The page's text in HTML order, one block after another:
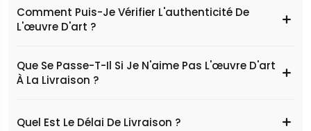
Comment Puis-Je Vérifier L'authenticité De
L'œuvre D'art ?
Que Se Passe-T-Il Si Je N'aime Pas L'œuvre D'art
À La Livraison ?
Quel Est Le Délai De Livraison ?